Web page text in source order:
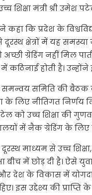
शिक्षा मंत्री श्री
कहा कि प्रदेश के
क्षेत्रों में यह समस्या
अच्छी ग्रेडिंग नहीं मिल
कठिनाई होती है।
समिति की बैठक
के लिए नीतिगत
पटेल को उच्च शिक्षा की
में नैक ग्रेडिंग के
माध्यम से उच्च
बीच में छोड़ दी है। ऐसे
और देश के विकास में
इस उद्देश्य की